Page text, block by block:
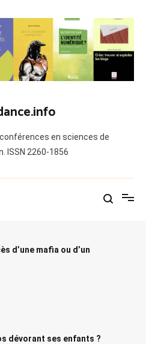
en sciences de
ISSN 2260-1856
d’une mafia ou d’un
dévorant ses enfants ?